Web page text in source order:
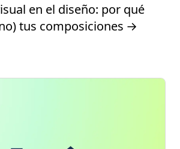
en el diseño: por qué
tus composiciones →